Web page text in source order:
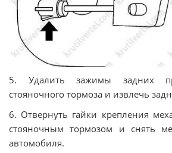
5. Удалить зажимы задних
стояночного тормоза и извлечь
6. Отвернуть гайки крепления
стояночным тормозом и снять
автомобиля.